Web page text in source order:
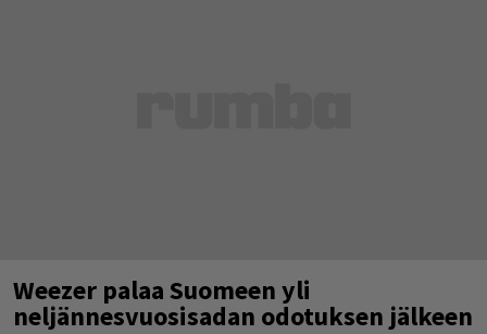
Weezer palaa Suomeen yli
neljännesvuosisadan odotuksen jälkeen